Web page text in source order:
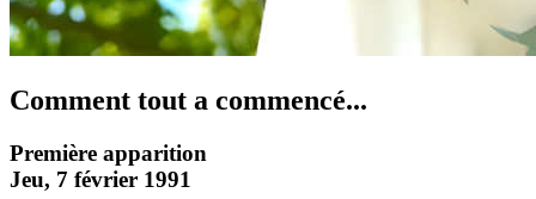
Comment tout a commencé...
Première apparition
Jeu, 7 février 1991